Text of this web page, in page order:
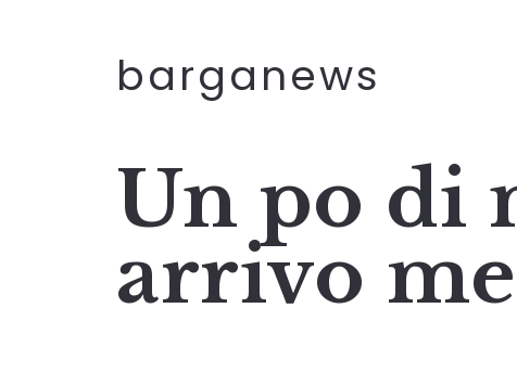
barganews
Un po di
arrivo